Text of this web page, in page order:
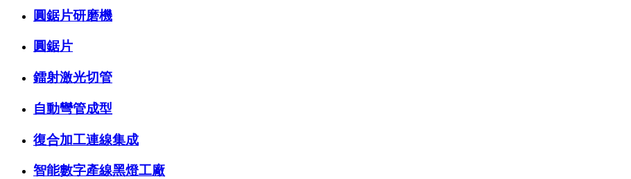
圓鋸片研磨機
圓鋸片
鐳射激光切管
自動彎管成型
復合加工連線集成
智能數字產線黑燈工廠